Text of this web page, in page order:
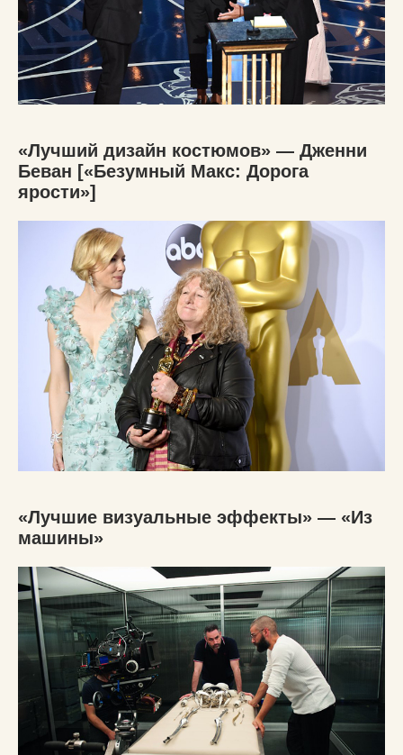
«Лучший дизайн костюмов» — Дженни
Беван [«Безумный Макс: Дорога
ярости»]
«Лучшие визуальные эффекты» — «Из
машины»